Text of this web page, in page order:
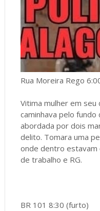
Rua Moreira Rego
Vitima mulher em
caminhava pelo
abordada por dois
delito. Tomara uma
onde dentro estavam
de trabalho e RG.
BR 101 8:30 (furto)